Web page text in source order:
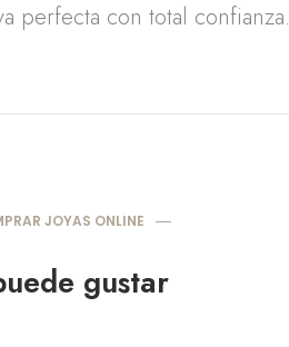
perfecta con total confianza.
JOYAS ONLINE
gustar